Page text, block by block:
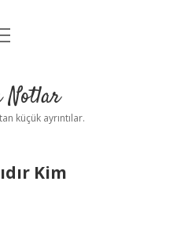
Notlar
küçük ayrıntılar.
Kim